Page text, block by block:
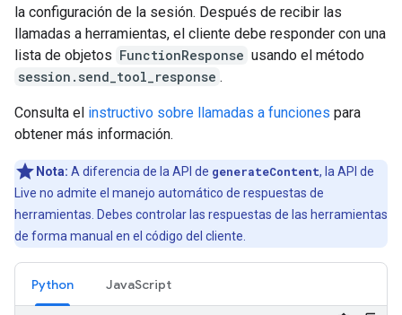
la configuración de la sesión. Después de recibir las
llamadas a herramientas, el cliente debe responder con una
lista de objetos FunctionResponse usando el método
session.send_tool_response .
Consulta el instructivo sobre llamadas a funciones para
obtener más información.
Nota: A diferencia de la API de generateContent, la API de
Live no admite el manejo automático de respuestas de
herramientas. Debes controlar las respuestas de las herramientas
de forma manual en el código del cliente.
Python JavaScript